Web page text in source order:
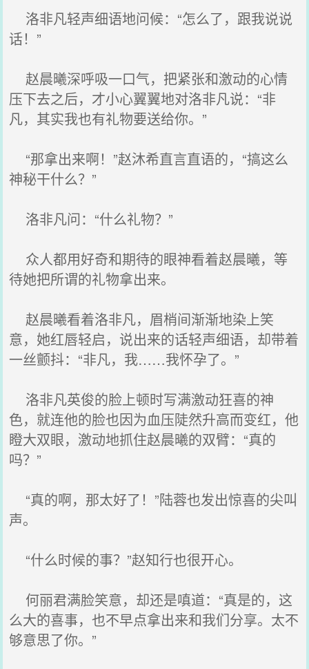
洛非凡轻声细语地问候：“怎么了，跟我说说
话！”
赵晨曦深呼吸一口气，把紧张和激动的心情
压下去之后，才小心翼翼地对洛非凡说：“非
凡，其实我也有礼物要送给你。”
“那拿出来啊！”赵沐希直言直语的，“搞这么
神秘干什么？”
洛非凡问：“什么礼物？”
众人都用好奇和期待的眼神看着赵晨曦，等
待她把所谓的礼物拿出来。
赵晨曦看着洛非凡，眉梢间渐渐地染上笑
意，她红唇轻启，说出来的话轻声细语，却带着
一丝颤抖：“非凡，我……我怀孕了。”
洛非凡英俊的脸上顿时写满激动狂喜的神
色，就连他的脸也因为血压陡然升高而变红，他
瞪大双眼，激动地抓住赵晨曦的双臂：“真的
吗？”
“真的啊，那太好了！”陆蓉也发出惊喜的尖叫
声。
“什么时候的事？”赵知行也很开心。
何丽君满脸笑意，却还是嗔道：“真是的，这
么大的喜事，也不早点拿出来和我们分享。太不
够意思了你。”